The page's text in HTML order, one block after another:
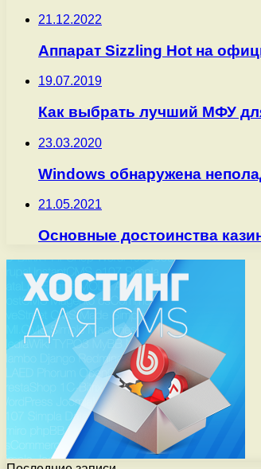
21.12.2022
Аппарат Sizzling Hot на
19.07.2019
Как выбрать лучший МФУ
23.03.2020
Windows обнаружена
21.05.2021
Основные достоинства